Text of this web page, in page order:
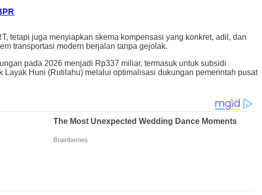
tetapi juga menyiapkan skema kompensasi yang konkret, adil, dan
transportasi modern berjalan tanpa gejolak.
pada 2026 menjadi Rp337 miliar, termasuk untuk subsidi
Huni (Rutilahu) melalui optimalisasi dukungan pemerintah pusat